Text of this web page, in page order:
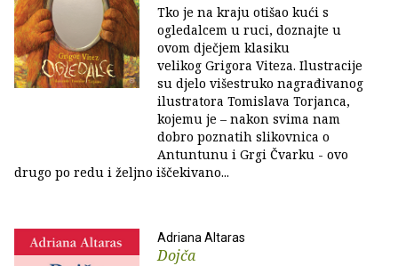
Tko je na kraju otišao kući s
ogledalcem u ruci, doznajte u
ovom dječjem klasiku
velikog Grigora Viteza. Ilustracije
su djelo višestruko nagrađivanog
ilustratora Tomislava Torjanca,
kojemu je – nakon svima nam
dobro poznatih slikovnica o
Antuntunu i Grgi Čvarku - ovo
drugo po redu i željno iščekivano...
Adriana Altaras
Dojča